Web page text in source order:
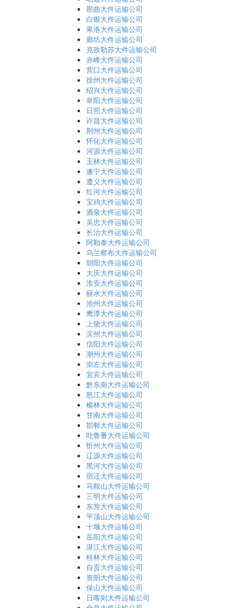
那曲大件运输公司
白银大件运输公司
果洛大件运输公司
廊坊大件运输公司
克孜勒苏大件运输公司
赤峰大件运输公司
营口大件运输公司
徐州大件运输公司
绍兴大件运输公司
阜阳大件运输公司
日照大件运输公司
许昌大件运输公司
荆州大件运输公司
怀化大件运输公司
河源大件运输公司
玉林大件运输公司
遂宁大件运输公司
遵义大件运输公司
红河大件运输公司
宝鸡大件运输公司
酒泉大件运输公司
吴忠大件运输公司
长治大件运输公司
阿勒泰大件运输公司
乌兰察布大件运输公司
朝阳大件运输公司
大庆大件运输公司
淮安大件运输公司
丽水大件运输公司
池州大件运输公司
鹰潭大件运输公司
上饶大件运输公司
滨州大件运输公司
信阳大件运输公司
潮州大件运输公司
崇左大件运输公司
宜宾大件运输公司
黔东南大件运输公司
怒江大件运输公司
榆林大件运输公司
甘南大件运输公司
邯郸大件运输公司
吐鲁番大件运输公司
忻州大件运输公司
辽源大件运输公司
黑河大件运输公司
宿迁大件运输公司
马鞍山大件运输公司
三明大件运输公司
东营大件运输公司
平顶山大件运输公司
十堰大件运输公司
岳阳大件运输公司
湛江大件运输公司
桂林大件运输公司
自贡大件运输公司
资阳大件运输公司
保山大件运输公司
日喀则大件运输公司